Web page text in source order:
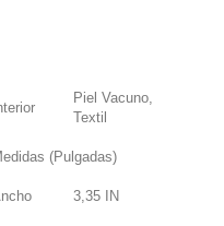
Piel Vacuno,
Textil
(Pulgadas)
3,35 IN